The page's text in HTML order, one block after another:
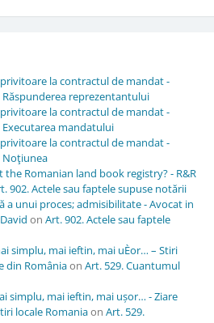
la contractul de mandat -
Răspunderea reprezentantului
la contractul de mandat -
Executarea mandatului
la contractul de mandat -
Noţiunea
Romanian land book registry? - R&R
902. Actele sau faptele supuse notării
a unui proces; admisibilitate - Avocat in
on Art. 902. Actele sau faptele
simplu, mai ieftin, mai uÈor… – Stiri
din Româniaon Art. 529. Cuantumul
simplu, mai ieftin, mai ușor… - Ziare
locale Romaniaon Art. 529.